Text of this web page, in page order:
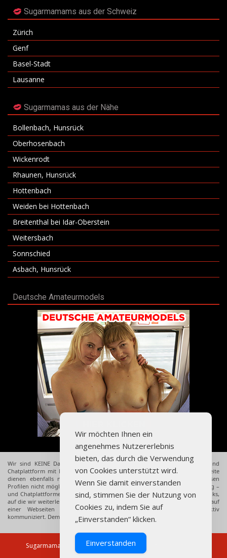
Sugarmamams aus der Schweiz
Zürich
Genf
Basel-Stadt
Lausanne
Sugarmamas aus der Nähe
Bollenbach, Hunsrück
Oberhosenbach
Wickenrodt
Rhaunen, Hunsrück
Hottenbach
Weiden bei Hottenbach
Breitenthal bei Idar-Oberstein
Weitersbach
Sonnschied
Asbach, Hunsrück
Deutsche Amateurmodels
Wir sind KEINE Datingseite sondern leiten lediglich auf eine Dating – und
Chatplattform mit Hilfe von Affiliate Links weiter. Die Profile auf dieser Seite
dienen ebenfalls nur Werbezwecken. Reale Begegnungen sind mit diesen
Profilen nicht möglich und die Profile finden sich auch nicht auf den Dating –
und Chatplattformen, auf die wir weiterleiten, wieder. Über die Affiliate Links,
auf die wir weiterleiten, bekommen wir eine Provision, sobald sich ein User auf
einer Webseiten anmeldet, eine Mitgliedschaft abschließt oder aktiv
kommuniziert. Dem User entstehen hierdurch übrigens keine Mehrkosten.
Sugarmamas.de Partnerprogramm|
Wir möchten Ihnen ein
angenehmes Nutzererlebnis
bieten, das durch die Verwendung
von Cookies unterstützt wird.
Wenn Sie damit einverstanden
sind, stimmen Sie der Nutzung von
Cookies zu, indem Sie auf
„Einverstanden“ klicken.
Einverstanden